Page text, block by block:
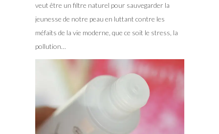
veut être un filtre naturel pour sauvegarder la
jeunesse de notre peau en luttant contre les
méfaits de la vie moderne, que ce soit le stress, la
pollution…